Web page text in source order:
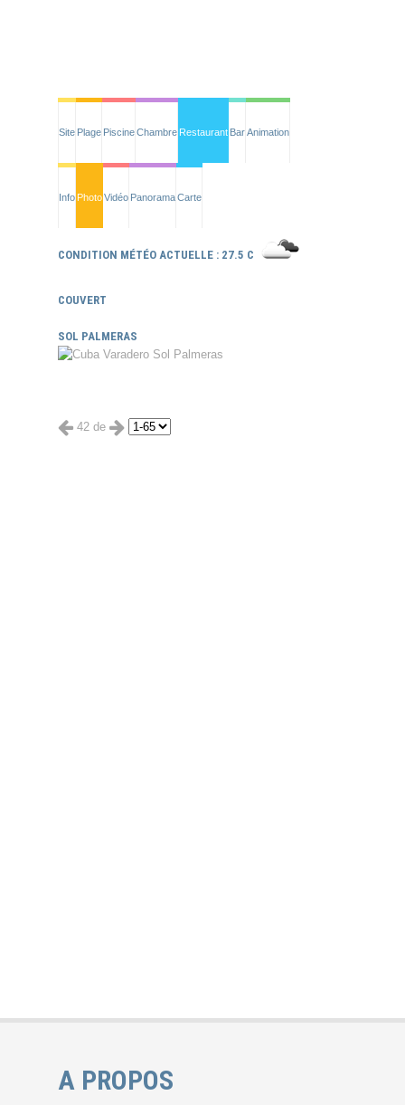
Site Plage PiscineChambre Restaurant BarAnimation
Info PhotoVidéo PanoramaCarte
CONDITION MÉTÉO ACTUELLE : 27.5 C
COUVERT
SOL PALMERAS
42 de
A PROPOS